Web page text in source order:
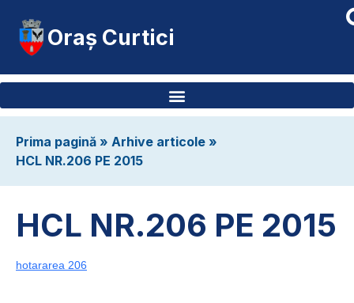
Oraș Curtici
Prima pagină » Arhive articole »
HCL NR.206 PE 2015
HCL NR.206 PE 2015
hotararea 206